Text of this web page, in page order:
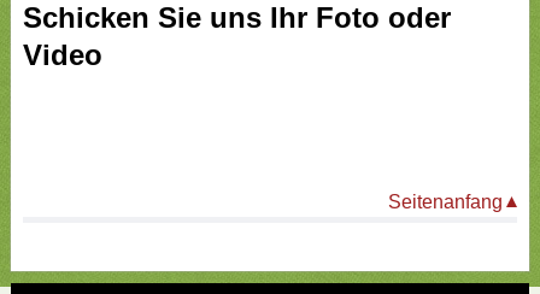
Schicken Sie uns Ihr Foto oder
Video
Seitenanfang